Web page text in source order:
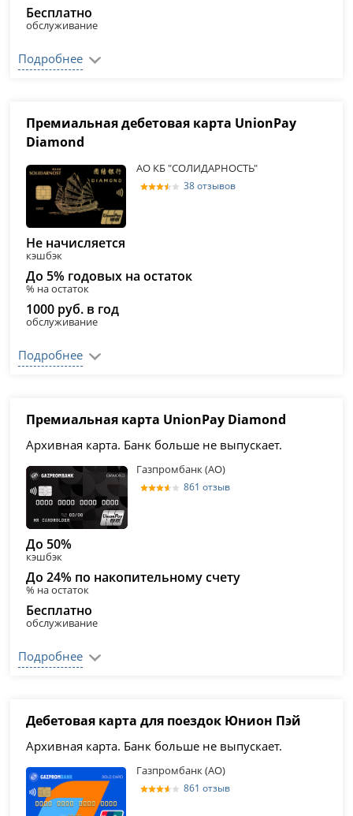
Бесплатно
обслуживание
Подробнее
Премиальная дебетовая карта UnionPay
Diamond
АО КБ "СОЛИДАРНОСТЬ"
38 отзывов
Не начисляется
кэшбэк
До 5% годовых на остаток
% на остаток
1000 руб. в год
обслуживание
Подробнее
Премиальная карта UnionPay Diamond
Архивная карта. Банк больше не выпускает.
Газпромбанк (АО)
861 отзыв
До 50%
кэшбэк
До 24% по накопительному счету
% на остаток
Бесплатно
обслуживание
Подробнее
Дебетовая карта для поездок Юнион Пэй
Архивная карта. Банк больше не выпускает.
Газпромбанк (АО)
861 отзыв